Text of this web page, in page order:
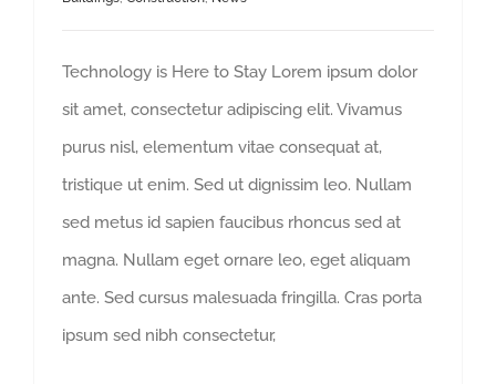
Technology is Here to Stay Lorem ipsum dolor
sit amet, consectetur adipiscing elit. Vivamus
purus nisl, elementum vitae consequat at,
tristique ut enim. Sed ut dignissim leo. Nullam
sed metus id sapien faucibus rhoncus sed at
magna. Nullam eget ornare leo, eget aliquam
ante. Sed cursus malesuada fringilla. Cras porta
ipsum sed nibh consectetur,